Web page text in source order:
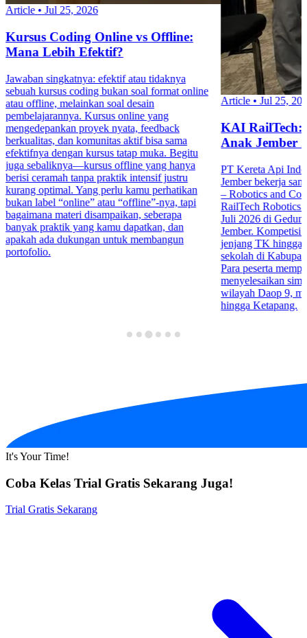
Article • Jul 25, 2026
Kursus Coding Online vs Offline:
Mana Lebih Efektif?
Jawaban singkatnya: efektif atau tidaknya
sebuah kursus coding bukan soal format online
atau offline, melainkan soal desain
pembelajarannya. Kursus online yang
mengedepankan proyek nyata, feedback
berkualitas, dan komunitas aktif bisa sama
efektifnya dengan kursus tatap muka. Begitu
juga sebaliknya—kursus offline yang hanya
berisi ceramah tanpa praktik intensif justru
kurang optimal. Yang perlu kamu perhatikan
bukan label “online” atau “offline”-nya, tapi
bagaimana materi disampaikan, seberapa
banyak praktik yang kamu dapatkan, dan
apakah ada dukungan untuk membangun
portofolio.
Article • Jul 25,
KAI RailTech:
Anak Jember
PT Kereta Api
Jember bekerja
– Robotics and
RailTech Robotics
Juli 2026 di
Jember. Kompetisi
jenjang TK hingga
sekolah di
Para peserta
menyelesaikan
wilayah Daop 9,
hingga Ketapang.
It's Your Time!
Coba Kelas Trial Gratis Sekarang Juga!
Trial Gratis Sekarang